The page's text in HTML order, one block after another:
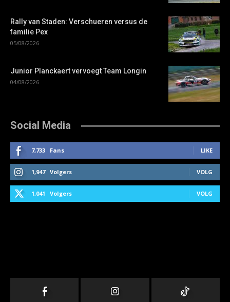
Rally van Staden: Verschueren versus de
familie Pex
05/08/2026
Junior Planckaert vervoegt Team Longin
04/08/2026
Social Media
7,733 Fans LIKE
1,947 Volgers VOLG
1,041 Volgers VOLG